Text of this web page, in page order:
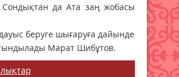
да Ата заң жобасы
беруге шығаруға дайындеп
Марат Шибұтов.